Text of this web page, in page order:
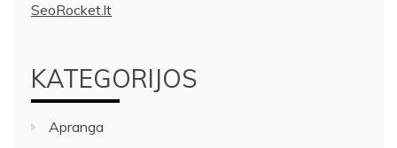
SeoRocket.lt
KATEGORIJOS
Apranga